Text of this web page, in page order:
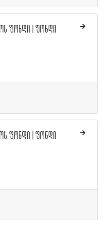
ფონდი | ფონდი
ფონდი | ფონდი